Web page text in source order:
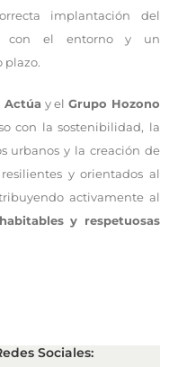
implantación del
con el entorno y un
plazo.
Actúa y elGrupo Hozono
con la sostenibilidad, la
urbanos y la creación de
y orientados al
activamente al
y respetuosas
Sociales: